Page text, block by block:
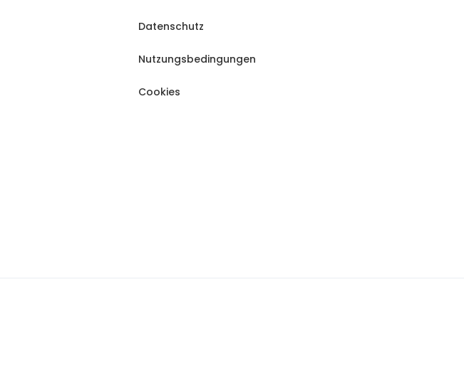
Datenschutz
Nutzungsbedingungen
Cookies